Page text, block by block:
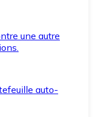
une autre
auto-